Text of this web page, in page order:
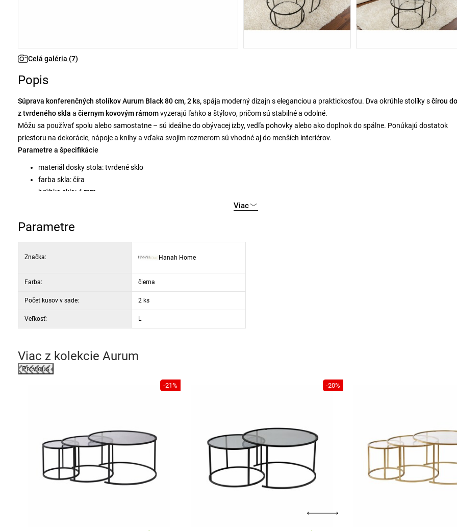
Celá galéria (7)
Popis
Súprava konferenčných stolíkov Aurum Black 80 cm, 2 ks,spája moderný dizajn s eleganciou a praktickosťou. Dva okrúhle stolíky sčírou
z tvrdeného skla a čiernym kovovým rámomvyzerajú ľahko a štýlovo, pričom sú stabilné a odolné.
Môžu sa používať spolu alebo samostatne – sú ideálne do obývacej izby, vedľa pohovky alebo ako doplnok do spálne. Ponúkajú dostatok
priestoru na dekorácie, nápoje a knihy a vďaka svojim rozmerom sú vhodné aj do menších interiérov.
Parametre a špecifikácie
materiál dosky stola: tvrdené sklo
farba skla: číra
hrúbka skla: 4 mm
hrúbka rámu: 1,5 mm
rozmery veľkého stola: 80 × 43 × 80 cm
rozmery malého stola: 60 × 39 × 60 cm
Viac
Parametre
Značka: Hanah Home
Farba: čierna
Počet kusov v sade: 2 ks
Veľkosť: L
Viac z kolekcie Aurum
Previous
-21% -20%